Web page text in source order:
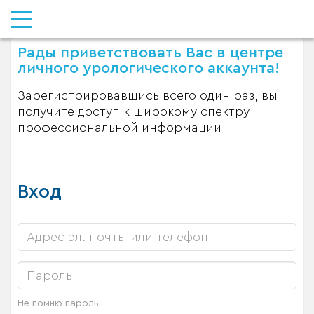
Рады приветствовать Вас в центре
личного урологического аккаунта!
Зарегистрировавшись всего один раз, вы
получите доступ к широкому спектру
профессиональной информации
Вход
Не помню пароль